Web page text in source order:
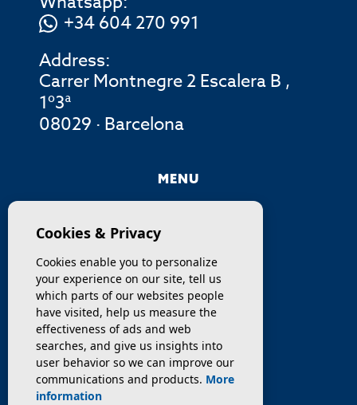
+34 604 270 991
Address:
Carrer Montnegre 2 Escalera B ,
1º3ª
08029 · Barcelona
MENU
PROPERTIES
SERVICES
SELL / TRANSFER
NEWS
Cookies & Privacy
Cookies enable you to personalize
your experience on our site, tell us
which parts of our websites people
have visited, help us measure the
effectiveness of ads and web
searches, and give us insights into
user behavior so we can improve our
communications and products. More
information